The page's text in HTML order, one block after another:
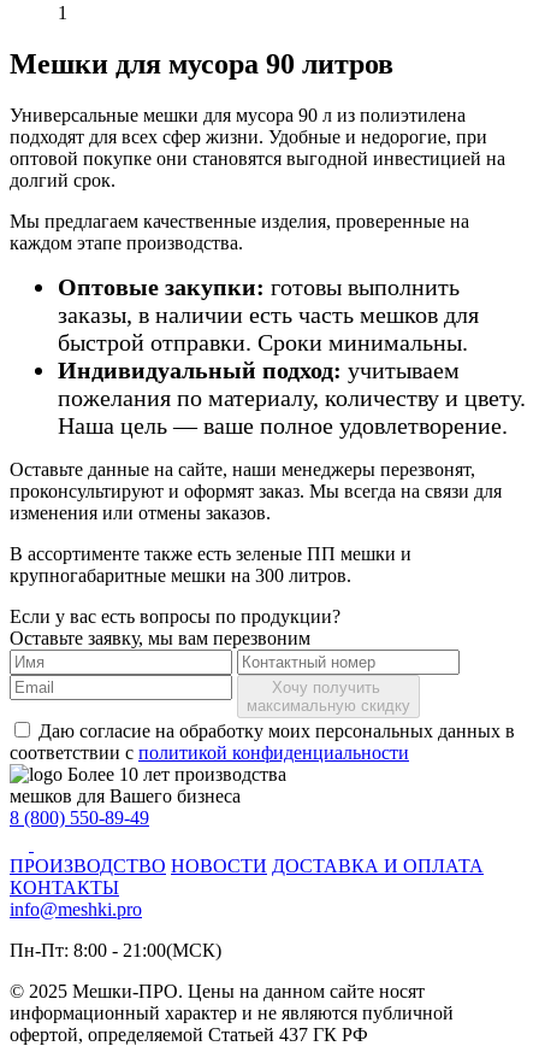
1
Мешки для мусора 90 литров
Универсальные мешки для мусора 90 л из полиэтилена
подходят для всех сфер жизни. Удобные и недорогие, при
оптовой покупке они становятся выгодной инвестицией на
долгий срок.
Мы предлагаем качественные изделия, проверенные на
каждом этапе производства.
Оптовые закупки: готовы выполнить
заказы, в наличии есть часть мешков для
быстрой отправки. Сроки минимальны.
Индивидуальный подход: учитываем
пожелания по материалу, количеству и цвету.
Наша цель — ваше полное удовлетворение.
Оставьте данные на сайте, наши менеджеры перезвонят,
проконсультируют и оформят заказ. Мы всегда на связи для
изменения или отмены заказов.
В ассортименте также есть зеленые ПП мешки и
крупногабаритные мешки на 300 литров.
Если у вас есть вопросы по продукции?
Оставьте заявку, мы вам перезвоним
Хочу получить
максимальную скидку
Даю согласие на обработку моих персональных данных в
соответствии с политикой конфиденциальности
Более 10 лет производства
мешков для Вашего бизнеса
8 (800) 550-89-49
ПРОИЗВОДСТВО НОВОСТИ ДОСТАВКА И ОПЛАТА
КОНТАКТЫ
info@meshki.pro
Пн-Пт: 8:00 - 21:00(МСК)
© 2025 Мешки-ПРО. Цены на данном сайте носят
информационный характер и не являются публичной
офертой, определяемой Статьей 437 ГК РФ